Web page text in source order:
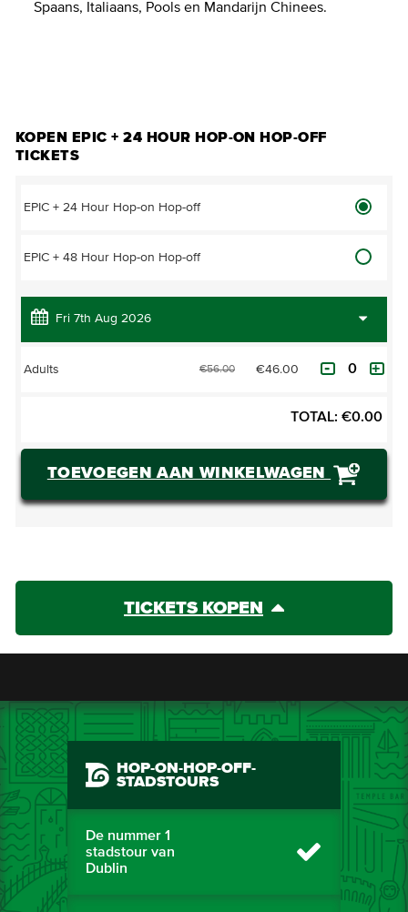
Spaans, Italiaans, Pools en Mandarijn Chinees.
KOPEN EPIC + 24 HOUR HOP-ON HOP-OFF
TICKETS
EPIC + 24 Hour Hop-on Hop-off
EPIC + 48 Hour Hop-on Hop-off
Adults €56.00 €46.00
TOTAL: €0.00
TOEVOEGEN AAN WINKELWAGEN
TICKETS KOPEN
HOP-ON-HOP-OFF-
STADSTOURS
De nummer 1
stadstour van
Dublin